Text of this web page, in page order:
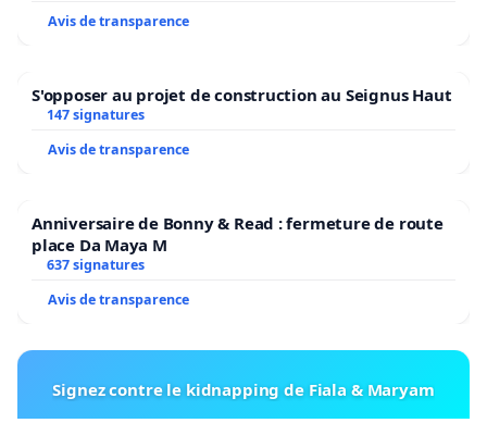
Avis de transparence
S'opposer au projet de construction au Seignus Haut
147 signatures
Avis de transparence
Anniversaire de Bonny & Read : fermeture de route
place Da Maya M
637 signatures
Avis de transparence
Signez contre le kidnapping de Fiala & Maryam